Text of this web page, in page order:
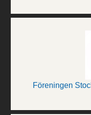
Föreningen